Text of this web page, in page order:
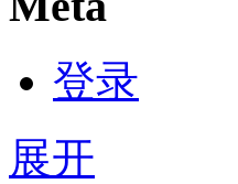
登录
展开